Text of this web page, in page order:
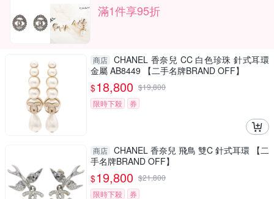
滿1件享95折
商店 CHANEL 香奈兒 CC 白色珍珠 針式耳環
金屬 AB8449 【二手名牌BRAND OFF】
$18,800 $19,800
限時下殺
券
商店 CHANEL 香奈兒 飛鳥 雙C 針式耳環 【二
手名牌BRAND OFF】
$19,800 $21,800
限時下殺
券